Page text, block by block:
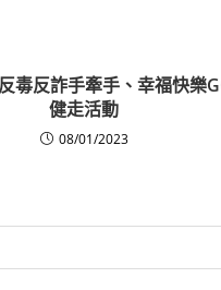
毒反詐手牽手、幸福快樂
健走活動
08/01/2023